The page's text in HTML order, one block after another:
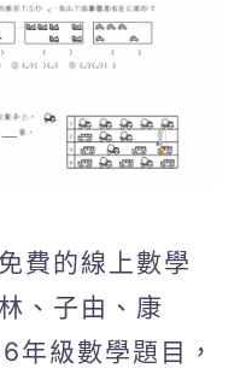
費的線上數學
、子由、康
年級數學題目，